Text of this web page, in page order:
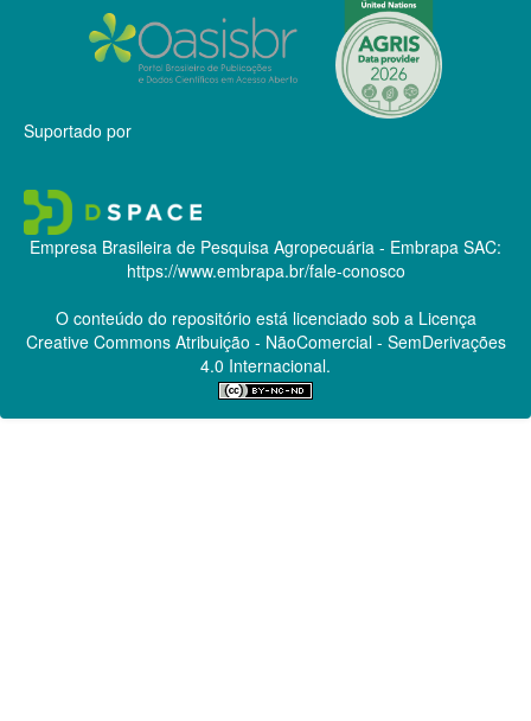
Suportado por
Empresa Brasileira de Pesquisa Agropecuária - Embrapa SAC:
https://www.embrapa.br/fale-conosco
O conteúdo do repositório está licenciado sob a Licença
Creative CommonsAtribuição - NãoComercial - SemDerivações
4.0 Internacional.